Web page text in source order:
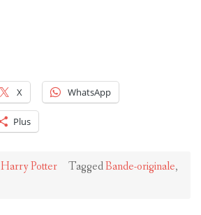
X WhatsApp
Plus
Harry Potter TaggedBande-originale,